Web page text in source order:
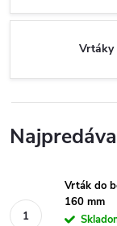
Vrtáky
Vrták do
160 mm